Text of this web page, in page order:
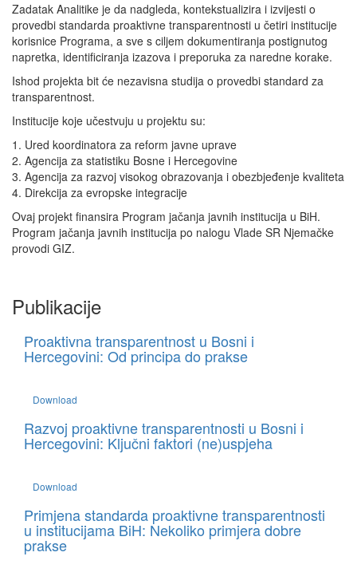
Zadatak Analitike je da nadgleda, kontekstualizira i izvijesti o
provedbi standarda proaktivne transparentnosti u četiri institucije
korisnice Programa, a sve s ciljem dokumentiranja postignutog
napretka, identificiranja izazova i preporuka za naredne korake.
Ishod projekta bit će nezavisna studija o provedbi standard za
transparentnost.
Institucije koje učestvuju u projektu su:
1. Ured koordinatora za reform javne uprave
2. Agencija za statistiku Bosne i Hercegovine
3. Agencija za razvoj visokog obrazovanja i obezbjeđenje kvaliteta
4. Direkcija za evropske integracije
Ovaj projekt finansira Program jačanja javnih institucija u BiH.
Program jačanja javnih institucija po nalogu Vlade SR Njemačke
provodi GIZ.
Publikacije
Proaktivna transparentnost u Bosni i
Hercegovini: Od principa do prakse
Download
Razvoj proaktivne transparentnosti u Bosni i
Hercegovini: Ključni faktori (ne)uspjeha
Download
Primjena standarda proaktivne transparentnosti
u institucijama BiH: Nekoliko primjera dobre
prakse